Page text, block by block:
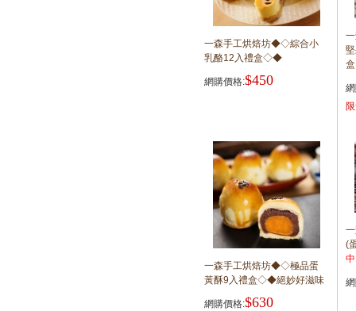
一森手工烘焙坊◆◇綜合小
乳酪12入禮盒◇◆
網購價格:$450
盒
一森手工烘焙坊◆◇極品蛋
黃酥9入禮盒◇◆絕妙好滋味
網購價格:$630
(